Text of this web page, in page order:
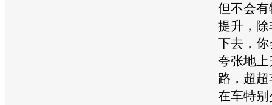
但不会
提升，
下去，
夸张地
路，超
在车特